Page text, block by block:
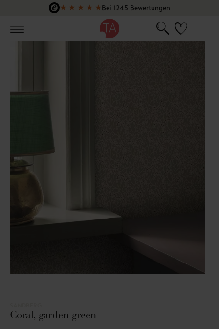
Zum Hauptinhalt springen
★ ★ ★ ★ ★Bei 1245 Bewertungen
Coral, garden green